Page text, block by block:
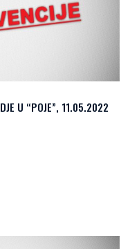
U “POJE”, 11.05.2022